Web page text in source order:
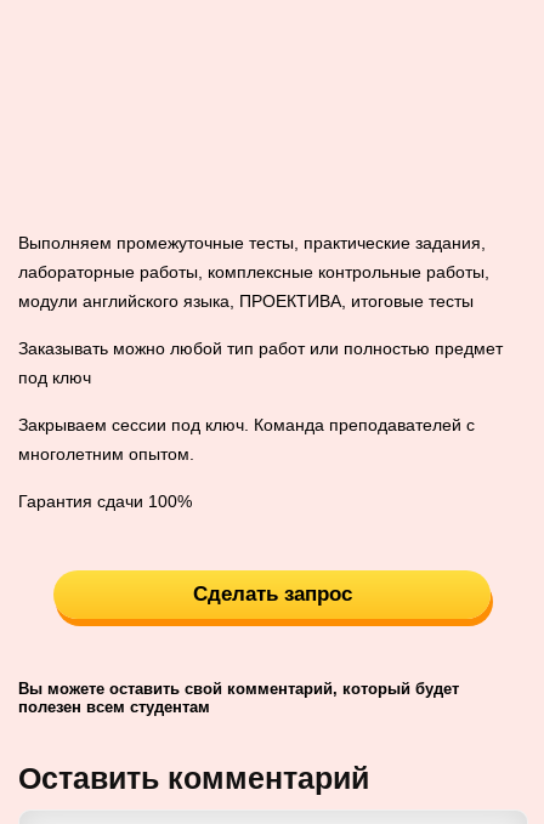
Выполняем промежуточные тесты, практические задания,
лабораторные работы, комплексные контрольные работы,
модули английского языка, ПРОЕКТИВА, итоговые тесты
Заказывать можно любой тип работ или полностью предмет
под ключ
Закрываем сессии под ключ. Команда преподавателей с
многолетним опытом.
Гарантия сдачи 100%
Сделать запрос
Вы можете оставить свой комментарий, который будет
полезен всем студентам
Оставить комментарий